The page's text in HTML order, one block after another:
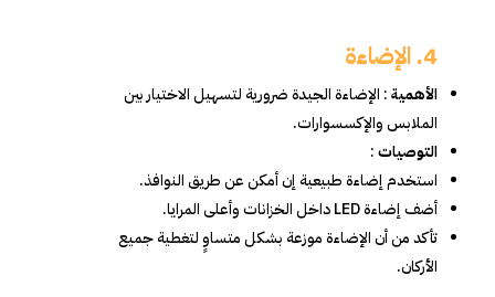
4. الإضاءة
الأهمية: الإضاءة الجيدة ضرورية لتسهيل الاختيار بين
الملابس والإكسسوارات.
التوصيات:
استخدم إضاءة طبيعية إن أمكن عن طريق النوافذ.
أضف إضاءة LED داخل الخزانات وأعلى المرايا.
تأكد من أن الإضاءة موزعة بشكل متساوٍ لتغطية جميع
الأركان.